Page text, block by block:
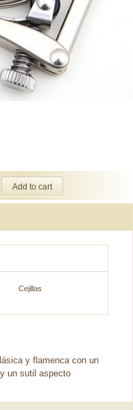
Cejillas
y flamenca con un
un sutil aspecto